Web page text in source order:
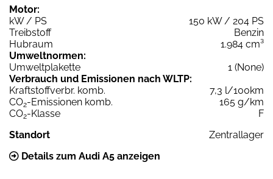
Motor:
kW / PS
150 kW / 204 PS
Treibstoff
Benzin
Hubraum
1.984 cm³
Umweltnormen:
Umweltplakette
1 (None)
Verbrauch und Emissionen nach WLTP:
Kraftstoffverbr. komb.
7,3 l/100km
CO2-Emissionen komb.
165 g/km
CO2-Klasse
F
Standort
Zentrallager
Details zum Audi A5 anzeigen